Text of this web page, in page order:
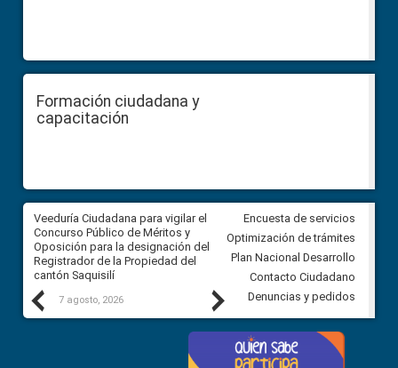
Formación ciudadana y
capacitación
Previous
Veeduría Ciudadana para vigilar el
Concurso Público de Méritos y
Oposición para la designación del
Registrador de la Propiedad del
cantón Saquisilí
7 agosto, 2026
Veeduría Ciudadana para
construcción del asfaltado de
Ballenita del cantón Santa
7 agosto, 2026
Next
Encuesta de servicios
Optimización de trámites
Plan Nacional Desarrollo
Contacto Ciudadano
Denuncias y pedidos